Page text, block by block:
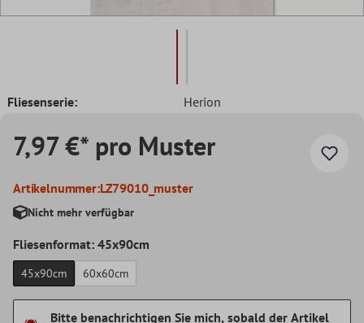
Fliesenserie: Herion
7,97 €* pro Muster
Artikelnummer:LZ79010_muster
Nicht mehr verfügbar
Fliesenformat: 45x90cm
45x90cm 60x60cm
Bitte benachrichtigen Sie mich, sobald der Artikel